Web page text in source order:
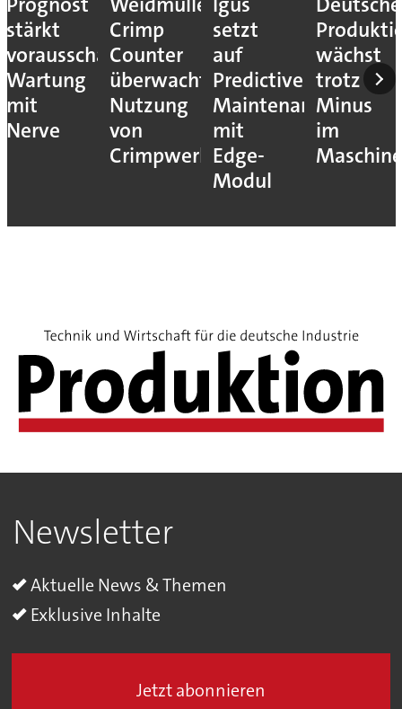
stärkt
vorausschauende
Wartung
mit
Nerve
Crimp
Counter
überwacht
Nutzung
von
Crimpwerkzeugen
setzt
auf
Predictive
Maintenance
mit
Edge-
Modul
wächst
trotz
Minus
im
Newsletter
Aktuelle News & Themen
Exklusive Inhalte
Jetzt abonnieren